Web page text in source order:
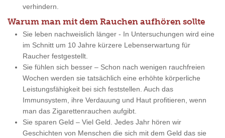
verhindern.
Warum man mit dem Rauchen aufhören sollte
Sie leben nachweislich länger - In Untersuchungen wird eine
im Schnitt um 10 Jahre kürzere Lebenserwartung für
Raucher festgestellt.
Sie fühlen sich besser – Schon nach wenigen rauchfreien
Wochen werden sie tatsächlich eine erhöhte körperliche
Leistungsfähigkeit bei sich feststellen. Auch das
Immunsystem, ihre Verdauung und Haut profitieren, wenn
man das Zigarettenrauchen aufgibt.
Sie sparen Geld – Viel Geld. Jedes Jahr hören wir
Geschichten von Menschen die sich mit dem Geld das sie